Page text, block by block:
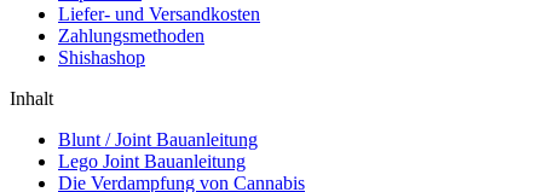
Liefer- und Versandkosten
Zahlungsmethoden
Shishashop
Inhalt
Blunt / Joint Bauanleitung
Lego Joint Bauanleitung
Die Verdampfung von Cannabis